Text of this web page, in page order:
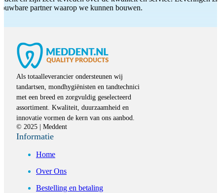
partner waarop we kunnen bouwen.
Als totaalleverancier ondersteunen wij
tandartsen, mondhygiënisten en tandtechnici
met een breed en zorgvuldig geselecteerd
assortiment. Kwaliteit, duurzaamheid en
innovatie vormen de kern van ons aanbod.
© 2025 | Meddent
Informatie
Home
Over Ons
Bestelling en betaling